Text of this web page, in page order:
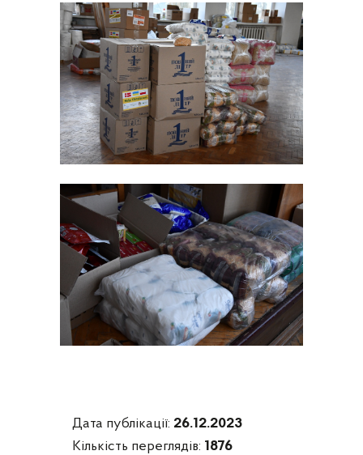
Дата публікації: 26.12.2023
Кількість переглядів: 1876